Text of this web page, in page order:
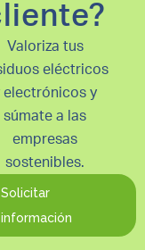
Valoriza tus
eléctricos
electrónicos y
súmate a las
empresas
sostenibles.
Solicitar
información